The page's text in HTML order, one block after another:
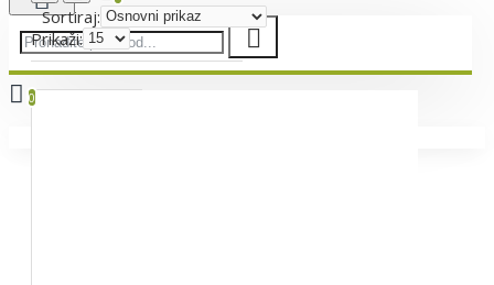
0
Sortiraj:
Prikaži: